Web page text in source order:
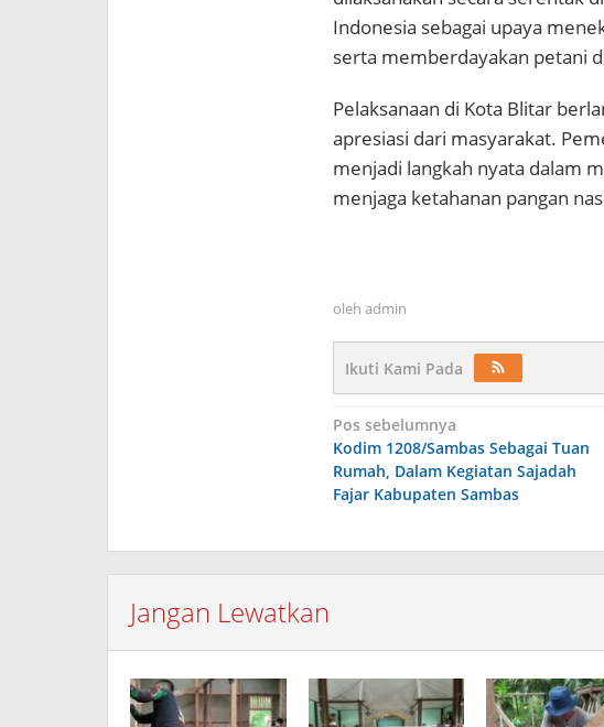
Indonesia sebagai upaya
serta memberdayakan petani
Pelaksanaan di Kota Blitar
apresiasi dari masyarakat.
menjadi langkah nyata dalam
menjaga ketahanan pangan
oleh admin
Ikuti Kami Pada
Navigasi
pos
Pos sebelumnya
Kodim 1208/Sambas Sebagai Tuan
Rumah, Dalam Kegiatan Sajadah
Fajar Kabupaten Sambas
Jangan Lewatkan